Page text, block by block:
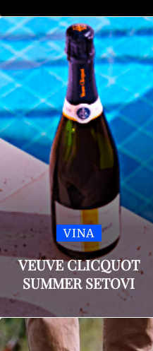
VINA
VEUVE CLICQUOT
SUMMER SETOVI